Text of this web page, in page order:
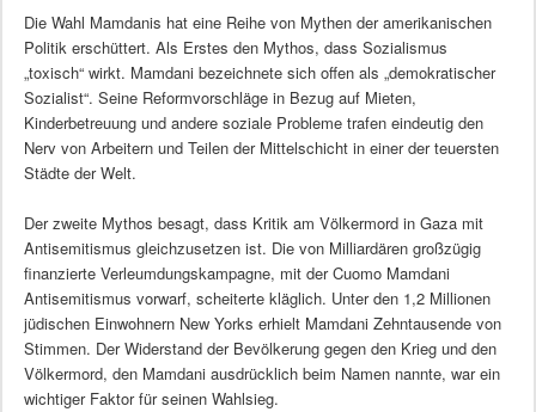
Die Wahl Mamdanis hat eine Reihe von Mythen der amerikanischen
Politik erschüttert. Als Erstes den Mythos, dass Sozialismus
„toxisch“ wirkt. Mamdani bezeichnete sich offen als „demokratischer
Sozialist“. Seine Reformvorschläge in Bezug auf Mieten,
Kinderbetreuung und andere soziale Probleme trafen eindeutig den
Nerv von Arbeitern und Teilen der Mittelschicht in einer der teuersten
Städte der Welt.
Der zweite Mythos besagt, dass Kritik am Völkermord in Gaza mit
Antisemitismus gleichzusetzen ist. Die von Milliardären großzügig
finanzierte Verleumdungskampagne, mit der Cuomo Mamdani
Antisemitismus vorwarf, scheiterte kläglich. Unter den 1,2 Millionen
jüdischen Einwohnern New Yorks erhielt Mamdani Zehntausende von
Stimmen. Der Widerstand der Bevölkerung gegen den Krieg und den
Völkermord, den Mamdani ausdrücklich beim Namen nannte, war ein
wichtiger Faktor für seinen Wahlsieg.